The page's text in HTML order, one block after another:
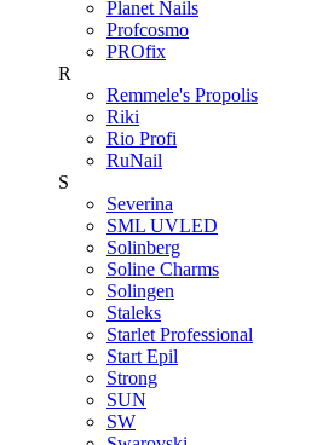
Planet Nails
Profcosmo
PROfix
R
Remmele's Propolis
Riki
Rio Profi
RuNail
S
Severina
SML UVLED
Solinberg
Soline Charms
Solingen
Staleks
Starlet Professional
Start Epil
Strong
SUN
SW